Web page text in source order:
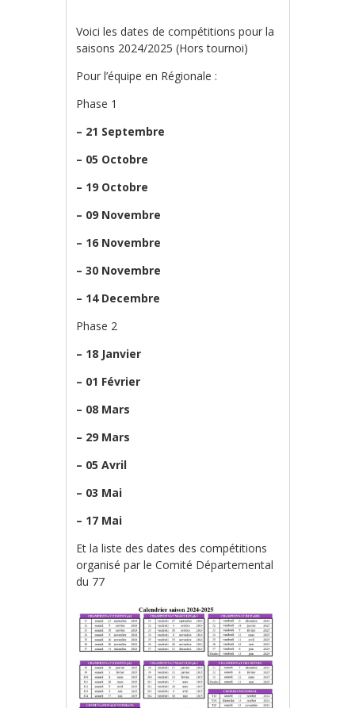
Voici les dates de compétitions pour la
saisons 2024/2025 (Hors tournoi)
Pour l’équipe en Régionale :
Phase 1
– 21 Septembre
– 05 Octobre
– 19 Octobre
– 09 Novembre
– 16 Novembre
– 30 Novembre
– 14 Decembre
Phase 2
– 18 Janvier
– 01 Février
– 08 Mars
– 29 Mars
– 05 Avril
– 03 Mai
– 17 Mai
Et la liste des dates des compétitions
organisé par le Comité Départemental
du 77